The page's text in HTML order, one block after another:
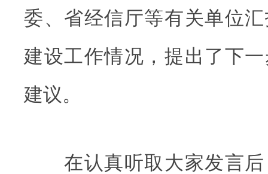
委、省经信厅等有关单位
建设工作情况，提出了下
建议。
在认真听取大家发言后